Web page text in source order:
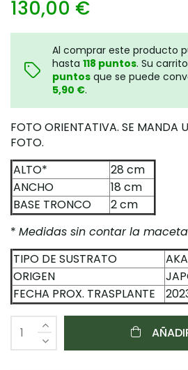
130,00 €
Al comprar este producto
hasta 118 puntos. Su
puntos que se puede
5,90 €.
FOTO ORIENTATIVA. SE MANDA
FOTO.
ALTO*
28 cm
ANCHO
18 cm
BASE TRONCO
2 cm
* Medidas sin contar la
TIPO DE SUSTRATO
ORIGEN
FECHA PROX. TRASPLANTE